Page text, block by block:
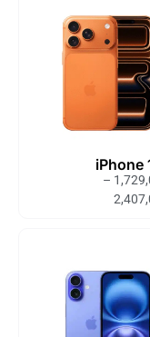
iPhone
–